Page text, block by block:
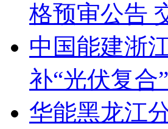
格预审公告
中国能建浙
补“光伏复合
华能黑龙江